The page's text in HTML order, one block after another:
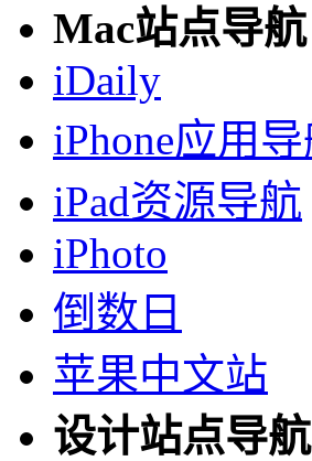
Mac站点导航
iDaily
iPhone应用
iPad资源导航
iPhoto
倒数日
苹果中文站
设计站点导航